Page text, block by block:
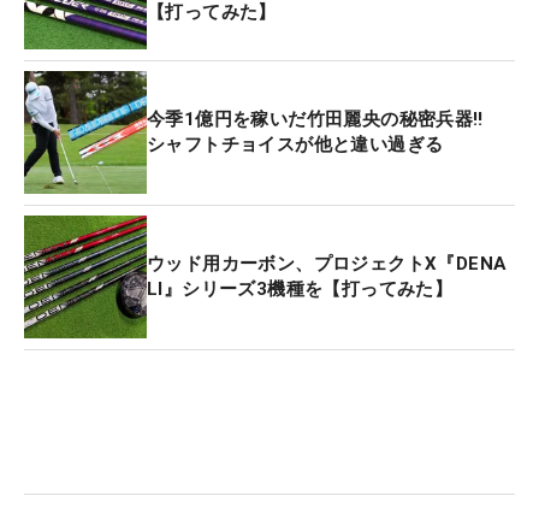
【打ってみた】
今季1億円を稼いだ竹田麗央の秘密兵器‼
シャフトチョイスが他と違い過ぎる
ウッド用カーボン、プロジェクトX『DENA
LI』シリーズ3機種を【打ってみた】